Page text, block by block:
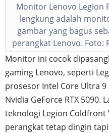
Monitor Lenovo Legion
lengkung adalah
gambar yang bagus
perangkat Lenovo.
Monitor ini cocok
gaming Lenovo, seperti
prosesor Intel Core Ultra 9
Nvidia GeForce RTX 5090.
teknologi Legion Coldfront
perangkat tetap dingin